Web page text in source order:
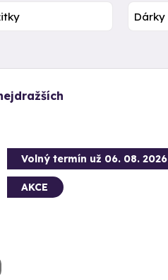
Volný termín už 06. 08. 2026
AKCE